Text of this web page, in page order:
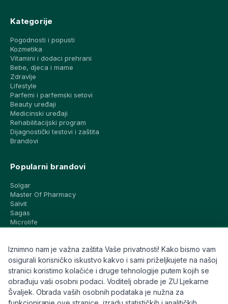
Kategorije
Pogodnosti i popusti
Kozmetika
Vitamini i dodaci prehrani
Bebe, djeca i mame
Zdravlje
Lifestyle
Parfemi i parfemski setovi
Beauty uređaji
Medicinski uređaji
Rehabilitacijski program
Dijagnostički testovi i zaštita
Brandovi
Popularni brandovi
Solgar
Master Of Pharmacy
Salvit
Sagas
Microlife
CeraVe
Eucerin
Avene
Bioderma
Svi brandovi
Iznimno nam je važna zaštita Vaše privatnosti! Kako bismo vam
osigurali korisničko iskustvo kakvo i sami priželjkujete na našoj
stranici koristimo kolačiće i druge tehnologije putem kojih se
obrađuju vaši osobni podaci. Voditelj obrade je ZU Ljekarne
Švaljek. Obrada vaših osobnih podataka je nužna za